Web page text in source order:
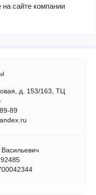
на сайте компании
д. 153/163, ТЦ
89